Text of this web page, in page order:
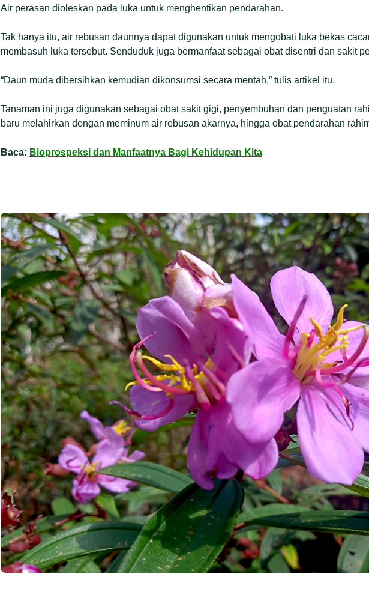
Air perasan dioleskan pada luka untuk menghentikan pendarahan.
Tak hanya itu, air rebusan daunnya dapat digunakan untuk mengobati luka bekas
membasuh luka tersebut. Senduduk juga bermanfaat sebagai obat disentri dan sakit
“Daun muda dibersihkan kemudian dikonsumsi secara mentah,” tulis artikel itu.
Tanaman ini juga digunakan sebagai obat sakit gigi, penyembuhan dan penguatan
baru melahirkan dengan meminum air rebusan akarnya, hingga obat pendarahan
Baca: Bioprospeksi dan Manfaatnya Bagi Kehidupan Kita